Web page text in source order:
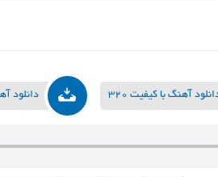
آهنگ با کیفیت 320 دانلود